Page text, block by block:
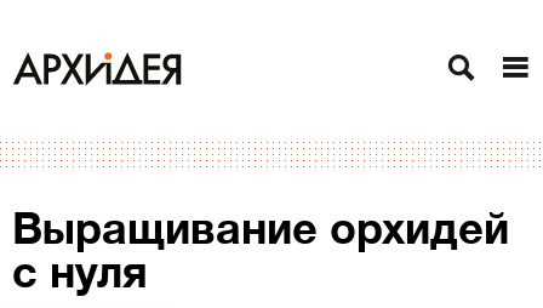
Выращивание орхидей
с нуля